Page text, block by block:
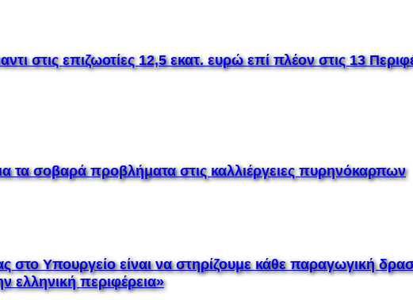
στις επιζωοτίες 12,5 εκατ. ευρώ επί πλέον στις 13
τα σοβαρά προβλήματα στις καλλιέργειες πυρηνόκαρπων
Υπουργείο είναι να στηρίζουμε κάθε παραγωγική
ελληνική περιφέρεια»